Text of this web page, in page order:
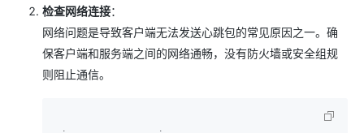
检查网络连接：
网络问题是导致客户端无法发送心跳包的常见原因之一。确
保客户端和服务端之间的网络通畅，没有防火墙或安全组规
则阻止通信。